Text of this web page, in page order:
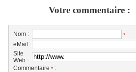
Votre commentaire :
Nom : *
eMail :
Site
Web :
Commentaire * :